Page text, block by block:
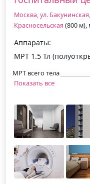
Москва, ул.
Красносельская (800 м),
Аппараты:
МРТ 1.5 Тл
МРТ всего тела
Показать все